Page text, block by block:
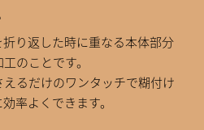
り返した時に重なる本体部分
のことです。
るだけのワンタッチで糊付け
率よくできます。